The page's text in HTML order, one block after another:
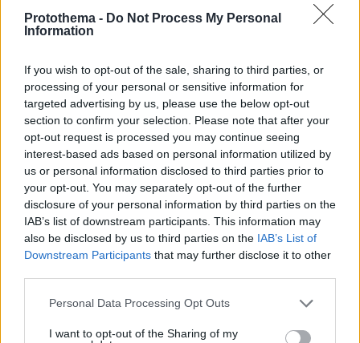
Protothema - Do Not Process My Personal
Information
If you wish to opt-out of the sale, sharing to third parties, or
processing of your personal or sensitive information for
targeted advertising by us, please use the below opt-out
section to confirm your selection. Please note that after your
opt-out request is processed you may continue seeing
interest-based ads based on personal information utilized by
us or personal information disclosed to third parties prior to
your opt-out. You may separately opt-out of the further
disclosure of your personal information by third parties on the
IAB’s list of downstream participants. This information may
also be disclosed by us to third parties on the IAB’s List of
Downstream Participants that may further disclose it to other
Please note that this website/app uses one or more Google
not limited to your visit or usage behaviour. You may click to
Personal Data Processing Opt Outs
I want to opt-out of the Sharing of my
09.08.2026, 15:57
Γεωργιάδης για την επίθεση σε
νοσηλεύτρια στον Ερυθρό Σταυρό:
Κάτω τα χέρια από το προσωπικό του
09.08.2026, 17:27 4
Χούθι, το «άλυτο πρόβλημα» της
Μέσης Ανατολής: Γιατί χίλια πλήγματα
δεν ήταν αρκετά για να τους